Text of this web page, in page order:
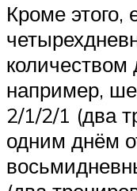
Кроме этого,
количеством
например,
2/1/2/1 (два
одним днём